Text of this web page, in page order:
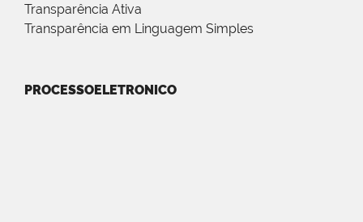
Transparência Ativa
Transparência em Linguagem Simples
PROCESSOELETRONICO